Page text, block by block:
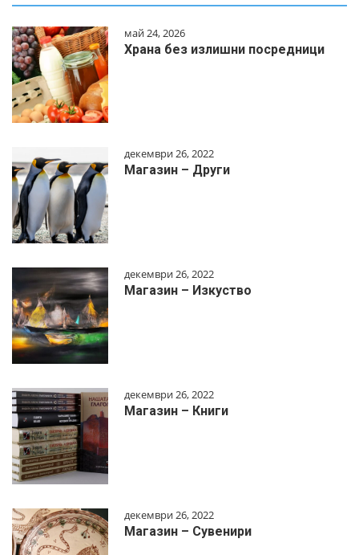
май 24, 2026
Храна без излишни посредници
декември 26, 2022
Магазин – Други
декември 26, 2022
Магазин – Изкуство
декември 26, 2022
Магазин – Книги
декември 26, 2022
Магазин – Сувенири